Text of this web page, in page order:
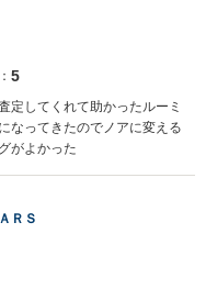
5
定してくれて助かったルーミ
なってきたのでノアに変える
がよかった
ＲＳ